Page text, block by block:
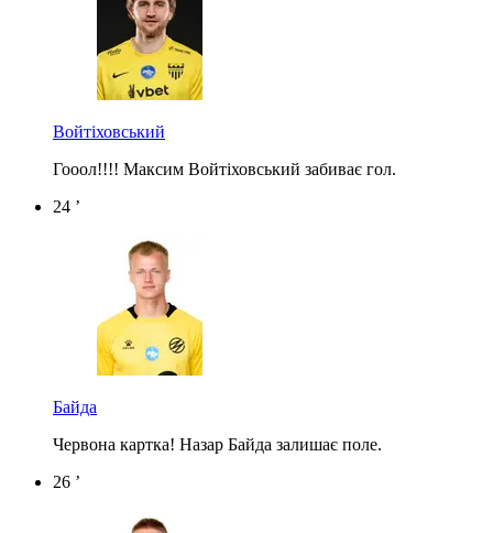
Войтіховський
Гооол!!!! Максим Войтіховський забиває гол.
24 ’
Байда
Червона картка! Назар Байда залишає поле.
26 ’